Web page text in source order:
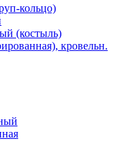
кольцо)
(костыль)
кровельн.